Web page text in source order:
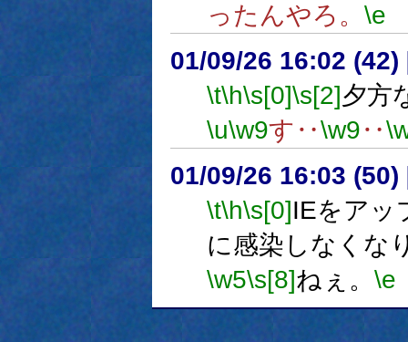
ったんやろ。 \e
01/09/26 16:02 (42)
\t\h\s[0]\s[2]夕方
\u\w9す‥\w9‥
01/09/26 16:03 (50)
\t\h\s[0]IEをアッ
に感染しなくな
\w5\s[8]ねぇ。 \e